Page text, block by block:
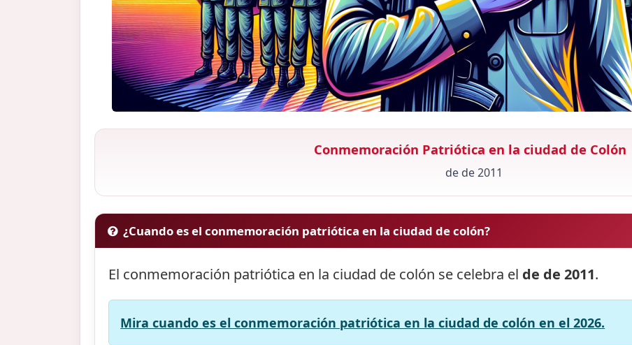
Conmemoración Patriótica en la ciudad de Colón
de de 2011
¿Cuando es el conmemoración patriótica en la ciudad de colón?
El conmemoración patriótica en la ciudad de colón se celebra el de de 2011.
Mira cuando es el conmemoración patriótica en la ciudad de colón en el 2026.